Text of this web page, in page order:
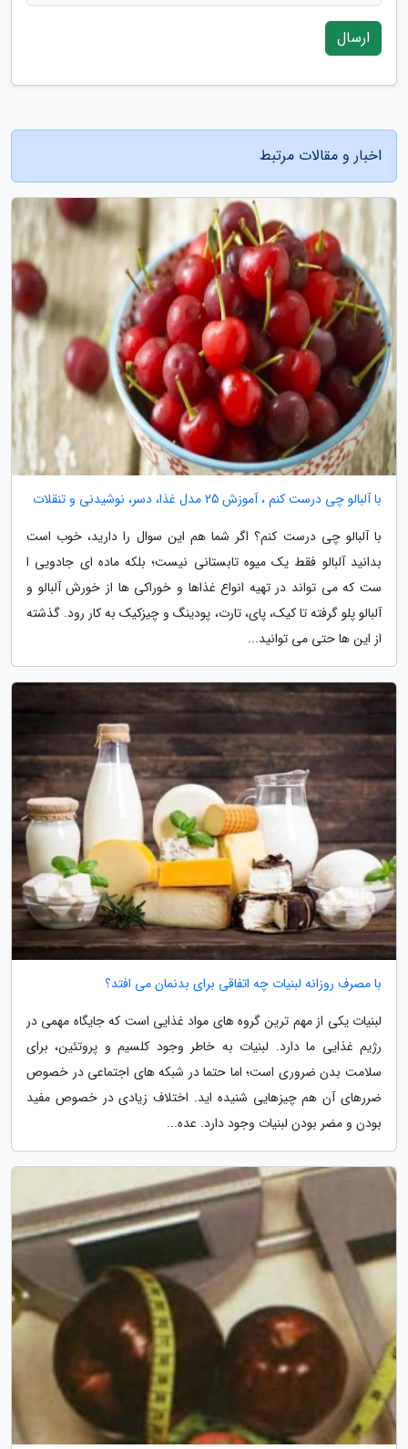
ارسال
اخبار و مقالات مرتبط
با آلبالو چی درست کنم ، آموزش 25 مدل غذا، دسر، نوشیدنی و تنقلات
با آلبالو چی درست کنم؟ اگر شما هم این سوال را دارید، خوب است
بدانید آلبالو فقط یک میوه تابستانی نیست؛ بلکه ماده ای جادویی ا
ست که می تواند در تهیه انواع غذاها و خوراکی ها از خورش آلبالو و
آلبالو پلو گرفته تا کیک، پای، تارت، پودینگ و چیزکیک به کار رود. گذشته
از این ها حتی می توانید...
با مصرف روزانه لبنیات چه اتفاقی برای بدنمان می افتد؟
لبنیات یکی از مهم ترین گروه های مواد غذایی است که جایگاه مهمی در
رژیم غذایی ما دارد. لبنیات به خاطر وجود کلسیم و پروتئین، برای
سلامت بدن ضروری است؛ اما حتما در شبکه های اجتماعی در خصوص
ضررهای آن هم چیزهایی شنیده اید. اختلاف زیادی در خصوص مفید
بودن و مضر بودن لبنیات وجود دارد. عده...